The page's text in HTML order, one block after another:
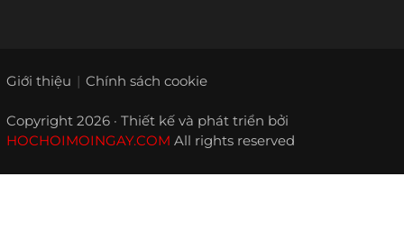
Giới thiệu Chính sách cookie
Copyright 2026 · Thiết kế và phát triển bởi
HOCHOIMOINGAY.COM All rights reserved